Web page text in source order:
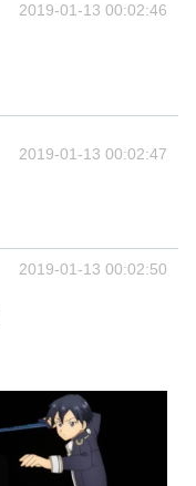
2019-01-13 00:02:46
2019-01-13 00:02:47
2019-01-13 00:02:50